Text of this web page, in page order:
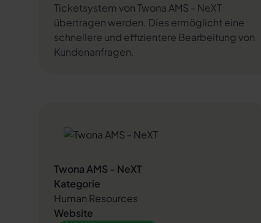
Ticketsystem von Twona AMS - NeXT
übertragen werden. Dies ermöglicht eine
schnellere und effizientere Bearbeitung von
Kundenanfragen.
Twona AMS - NeXT
Kategorie
Human Resources
Website